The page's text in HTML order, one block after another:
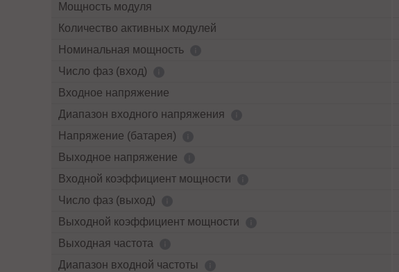
Мощность модуля
Количество активных модулей
Номинальная мощность
Число фаз (вход)
Входное напряжение
Диапазон входного напряжения
Напряжение (батарея)
Выходное напряжение
Входной коэффициент мощности
Число фаз (выход)
Выходной коэффициент мощности
Выходная частота
Диапазон входной частоты